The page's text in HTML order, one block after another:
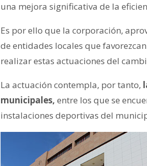
una mejora significativa de la
Es por ello que la corporación,
de entidades locales que
realizar estas actuaciones del
La actuación contempla, por tanto,
municipales, entre los que se
instalaciones deportivas del